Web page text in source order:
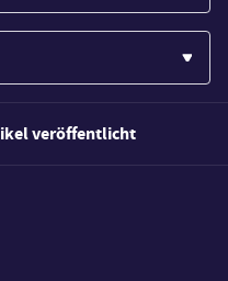
veröffentlicht